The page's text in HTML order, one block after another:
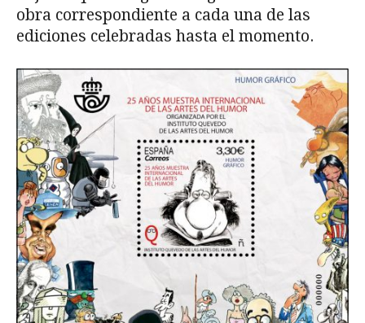
obra correspondiente a cada una de las
ediciones celebradas hasta el momento.